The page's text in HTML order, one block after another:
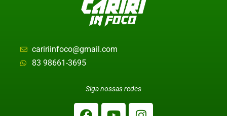
caririinfoco@gmail.com
83 98661-3695
Siga nossas redes